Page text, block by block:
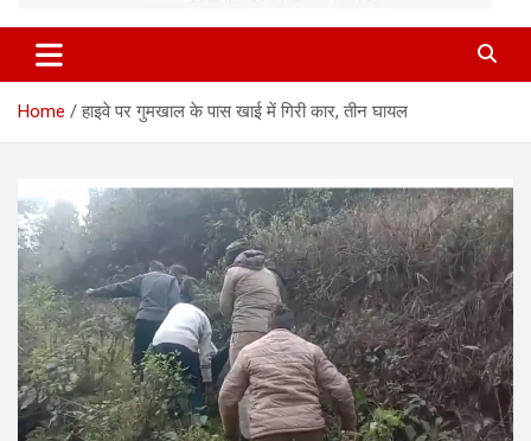
Sidhbali News
Home हाइवे पर गुमखाल के पास खाई में गिरी कार, तीन घायल